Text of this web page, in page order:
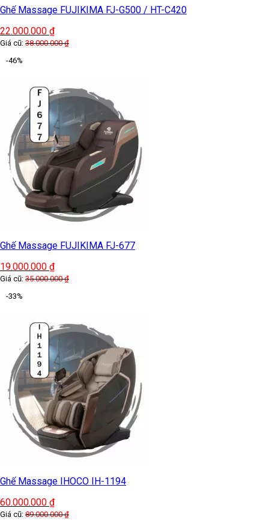
Ghế Massage FUJIKIMA FJ-G500 / HT-C420
22.000.000 ₫
Giá cũ: 38.000.000₫
-46%
Ghế Massage FUJIKIMA FJ-677
19.000.000 ₫
Giá cũ: 35.000.000₫
-33%
Ghế Massage IHOCO IH-1194
60.000.000 ₫
Giá cũ: 89.000.000₫